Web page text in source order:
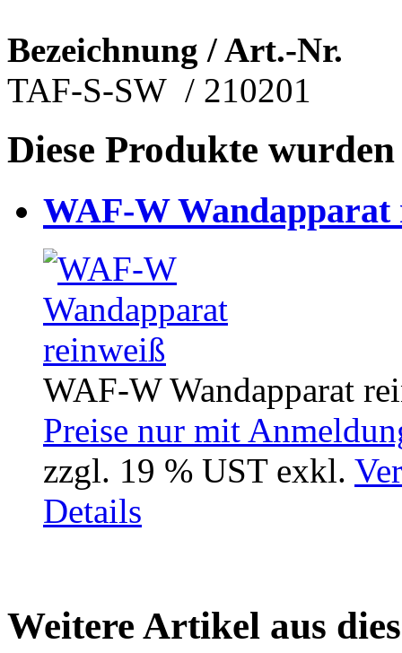
Bezeichnung / Art.-Nr.
TAF-S-SW / 210201
Diese Produkte
WAF-W Wandapparat
WAF-W Wandapparat
Preise nur mit
zzgl. 19 % UST exkl.
Details
Weitere Artikel aus